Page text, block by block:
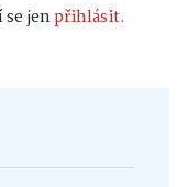
se jenpřihlásit.